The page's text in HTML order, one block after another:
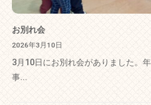
お別れ会
2026年3月10日
3月10日にお別れ会がありました。
事...